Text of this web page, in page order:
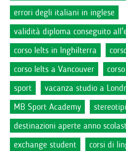
errori degli italiani in inglese
validità diploma conseguito
corso Ielts in Inghilterra
corso Ielts a Vancouver
sport
vacanza studio a
MB Sport Academy
destinazioni aperte anno
exchange student
corsi di